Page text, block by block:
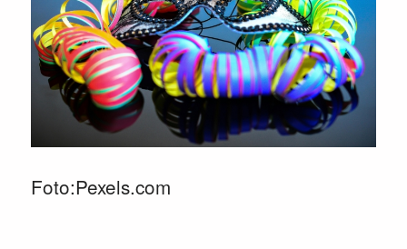
Foto:Pexels.com